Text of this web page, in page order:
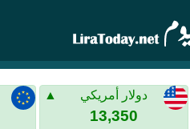
دولار أمريكي
13,350